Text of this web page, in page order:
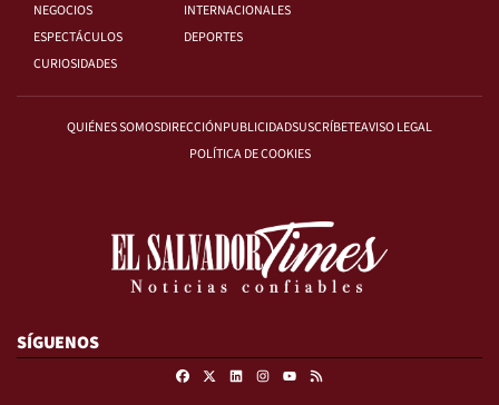
NEGOCIOS
INTERNACIONALES
ESPECTÁCULOS
DEPORTES
CURIOSIDADES
QUIÉNES SOMOSDIRECCIÓNPUBLICIDADSUSCRÍBETEAVISO LEGAL
POLÍTICA DE COOKIES
SÍGUENOS
FacebookLinkedinInstagram